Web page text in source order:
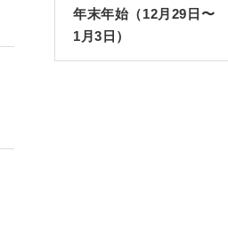
年末年始（12月29日〜
1月3日）